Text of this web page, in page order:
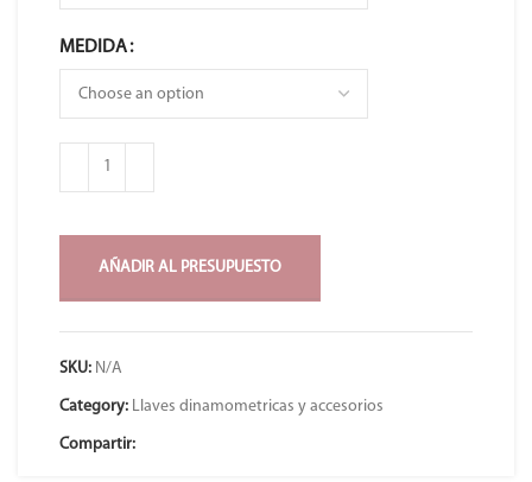
MEDIDA
AÑADIR AL PRESUPUESTO
SKU: N/A
Category: Llaves dinamometricas y accesorios
Compartir: